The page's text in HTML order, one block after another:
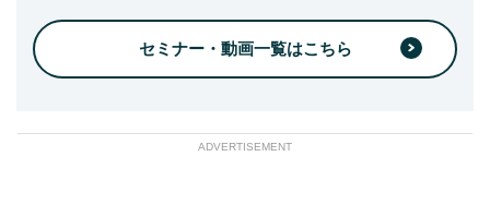
セミナー・動画一覧はこちら
ADVERTISEMENT